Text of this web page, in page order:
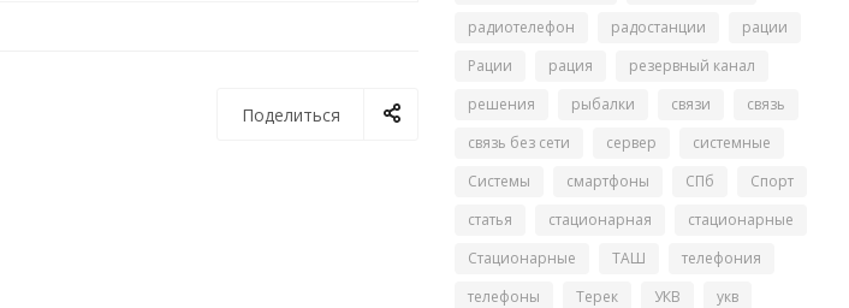
Поделиться
радиотелефон
радостанции
рации
Рации
рация
резервный канал
решения
рыбалки связи
связь
связь без сети
сервер
системные
Системы
смартфоны СПб
Спорт
статья
стационарная
стационарные
Стационарные
ТАШ
телефония
телефоны
Терек УКВ
укв